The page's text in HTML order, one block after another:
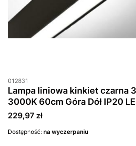
012831
Lampa liniowa kinkiet czarna
3000K 60cm Góra Dół IP20
Cena
229,97 zł
Dostępność: na wyczerpaniu